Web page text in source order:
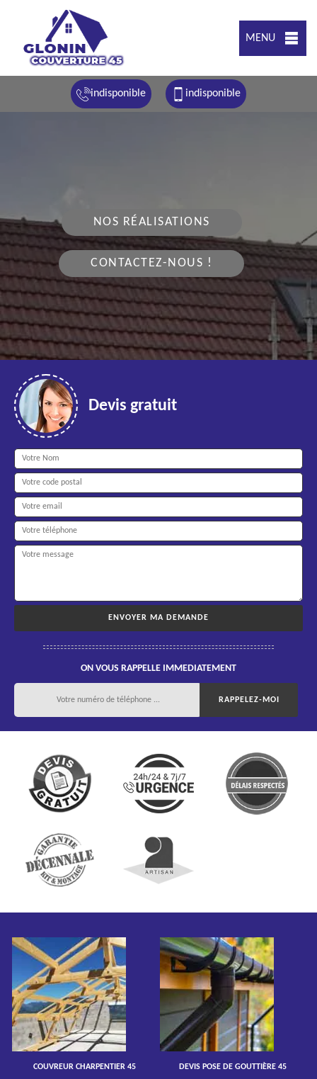
MENU
indisponible indisponible
NOS RÉALISATIONS
CONTACTEZ-NOUS !
Devis gratuit
ON VOUS RAPPELLE IMMEDIATEMENT
COUVREUR CHARPENTIER 45 DEVIS POSE DE GOUTTIÈRE 45